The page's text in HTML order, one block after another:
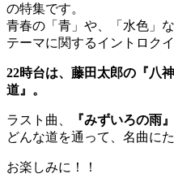
の特集です。
青春の「青」や、「水色」
テーマに関するイントロク
22時台は、藤田太郎の『八
道』。
ラスト曲、 『みずいろの雨』
どんな道を通って、名曲に
お楽しみに！！